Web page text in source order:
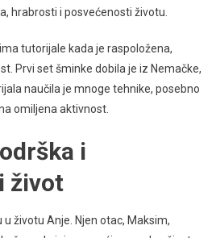
hrabrosti i posvećenosti životu.
tutorijale kada je raspoložena,
Prvi set šminke dobila je iz Nemačke,
naučila je mnoge tehnike, posebno
omiljena aktivnost.
i
život
životu Anje. Njen otac, Maksim,